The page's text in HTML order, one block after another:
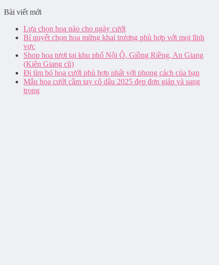
Bài viết mới
Lựa chọn hoa nào cho ngày cưới
Bí quyết chọn hoa mừng khai trương phù hợp với mọi lĩnh
vực
Shop hoa tươi tại khu phố Nội Ô, Giồng Riềng, An Giang
(Kiên Giang cũ)
Đi tìm bó hoa cưới phù hợp nhất với phong cách của bạn
Mẫu hoa cưới cầm tay cô dâu 2025 đẹp đơn giản và sang
trọng